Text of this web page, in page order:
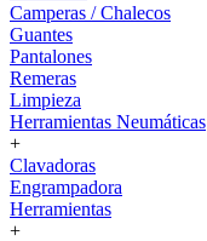
Camperas / Chalecos
Guantes
Pantalones
Remeras
Limpieza
Herramientas Neumáticas
+
Clavadoras
Engrampadora
Herramientas
+